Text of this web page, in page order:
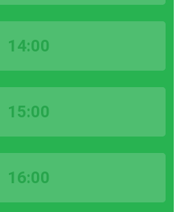
14:00
15:00
16:00